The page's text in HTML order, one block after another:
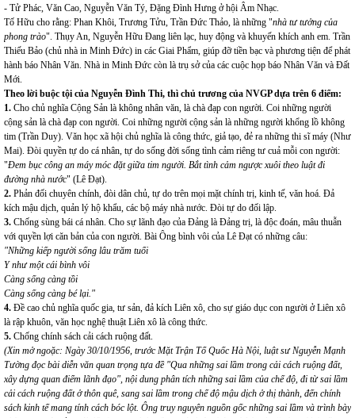
- Tử Phác, Văn Cao, Nguyễn Văn Tý, Đặng Đình Hưng ở hội Âm Nhạc.
Tố Hữu cho rằng: Phan Khôi, Trương Tửu, Trần Đức Thảo, là những "nhà tư tưởng của
phong trào". Thụy An, Nguyễn Hữu Đang liên lạc, huy động và khuyến khích anh em. Trần
Thiếu Bảo (chủ nhà in Minh Đức) in các Giai Phẩm, giúp đỡ tiền bạc và phương tiện để phát
hành báo Nhân Văn. Nhà in Minh Đức còn là trụ sở của các cuộc họp báo Nhân Văn và Đất
Mới.
Theo lời buộc tội của Nguyễn Đình Thi, thì chủ trương của NVGP dựa trên 6 điểm:
1. Cho chủ nghĩa Cộng Sản là không nhân văn, là chà đạp con người. Coi những người
cộng sản là chà đạp con người. Coi những người cộng sản là những người khổng lồ không
tim (Trần Duy). Văn học xã hội chủ nghĩa là công thức, giả tạo, đẻ ra những thi sĩ máy (Như
Mai). Đòi quyền tự do cá nhân, tự do sống đời sống tình cảm riêng tư cuả mỗi con người:
"Đem bục công an máy móc đặt giữa tim người. Bắt tình cảm ngược xuôi theo luật đi
đường nhà nước" (Lê Đạt).
2. Phản đối chuyên chính, đòi dân chủ, tự do trên mọi mặt chính trị, kinh tế, văn hoá. Đả
kích mậu dịch, quản lý hộ khẩu, các bộ máy nhà nước. Đòi tự do đối lập.
3. Chống sùng bái cá nhân. Cho sự lãnh đạo của Đảng là Đảng trị, là độc đoán, mâu thuẫn
với quyền lợi căn bản của con người. Bài Ông bình vôi của Lê Đạt có những câu:
"Những kiếp người sống lâu trăm tuổi
Y như một cái bình vôi
Càng sống càng tồi
Càng sống càng bé lại."
4. Đề cao chủ nghĩa quốc gia, tư sản, đả kích Liên xô, cho sự giáo dục con người ở Liên xô
là rập khuôn, văn học nghệ thuật Liên xô là công thức.
5. Chống chính sách cải cách ruộng đất.
(Xin mở ngoặc: Ngày 30/10/1956, trước Mặt Trận Tổ Quốc Hà Nội, luật sư Nguyễn Mạnh
Tường đọc bài diễn văn quan trọng tựa đề "Qua những sai lầm trong cải cách ruộng đất,
xây dựng quan điểm lãnh đạo", nội dung phân tích những sai lầm của chế độ, đi từ sai lầm
cải cách ruộng đất ở thôn quê, sang sai lầm trong chế độ mậu dịch ở thị thành, đến chính
sách kinh tế mang tính cách bóc lột. Ông truy nguyên nguồn gốc những sai lầm và trình bày